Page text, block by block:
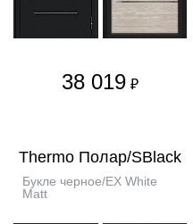
38 019 ₽
Thermo Полар/SBlack
Букле черное/EX White
Matt